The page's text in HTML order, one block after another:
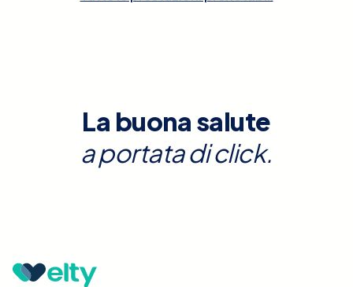
La buona salute
a portata di click.